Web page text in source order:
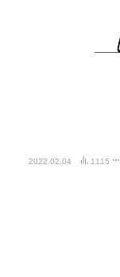
2022.02.04 1115